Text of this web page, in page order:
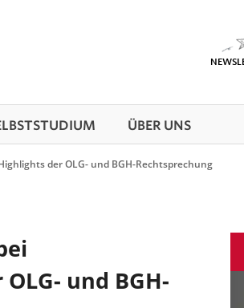
ÜBER UNS
der OLG- und BGH-Rechtsprechung
und BGH-